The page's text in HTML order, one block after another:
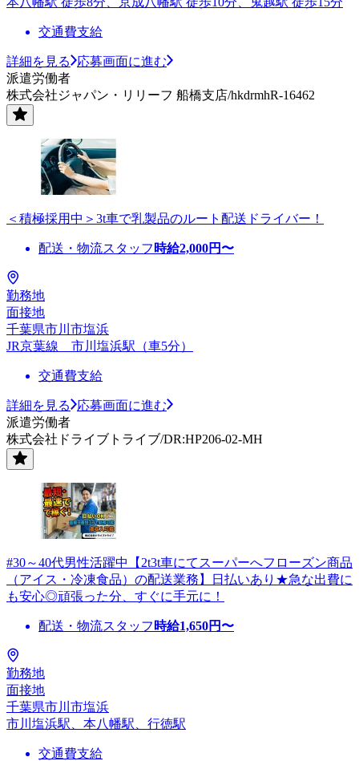
交通費支給
詳細を見る
応募画面に進む
派遣労働者
株式会社ジャパン・リリーフ 船橋支店/hkdrmhR-16462
＜積極採用中＞3t車で乳製品のルート配送ドライバー！
配送・物流スタッフ 時給2,000円〜
勤務地
面接地
千葉県市川市塩浜
JR京葉線 市川塩浜駅（車5分）
交通費支給
詳細を見る
応募画面に進む
派遣労働者
株式会社ドライブトライブ/DR:HP206-02-MH
#30～40代男性活躍中【2t3t車にてスーパーへフローズン商品
（アイス・冷凍食品）の配送業務】日払いあり★急な出費に
も安心◎頑張った分、すぐに手元に！
配送・物流スタッフ 時給1,650円〜
勤務地
面接地
千葉県市川市塩浜
市川塩浜駅、本八幡駅、行徳駅
交通費支給